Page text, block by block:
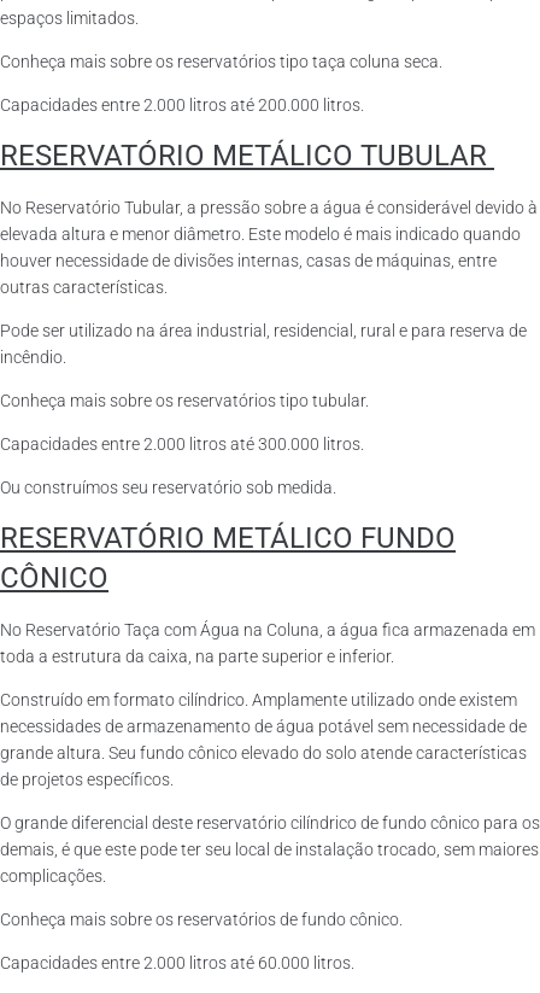
espaços limitados.
Conheça mais sobre os reservatórios tipo taça coluna seca.
Capacidades entre 2.000 litros até 200.000 litros.
RESERVATÓRIO METÁLICO TUBULAR
No Reservatório Tubular, a pressão sobre a água é considerável devido à
elevada altura e menor diâmetro. Este modelo é mais indicado quando
houver necessidade de divisões internas, casas de máquinas, entre
outras características.
Pode ser utilizado na área industrial, residencial, rural e para reserva de
incêndio.
Conheça mais sobre os reservatórios tipo tubular.
Capacidades entre 2.000 litros até 300.000 litros.
Ou construímos seu reservatório sob medida.
RESERVATÓRIO METÁLICO FUNDO
CÔNICO
No Reservatório Taça com Água na Coluna, a água fica armazenada em
toda a estrutura da caixa, na parte superior e inferior.
Construído em formato cilíndrico. Amplamente utilizado onde existem
necessidades de armazenamento de água potável sem necessidade de
grande altura. Seu fundo cônico elevado do solo atende características
de projetos específicos.
O grande diferencial deste reservatório cilíndrico de fundo cônico para os
demais, é que este pode ter seu local de instalação trocado, sem maiores
complicações.
Conheça mais sobre os reservatórios de fundo cônico.
Capacidades entre 2.000 litros até 60.000 litros.